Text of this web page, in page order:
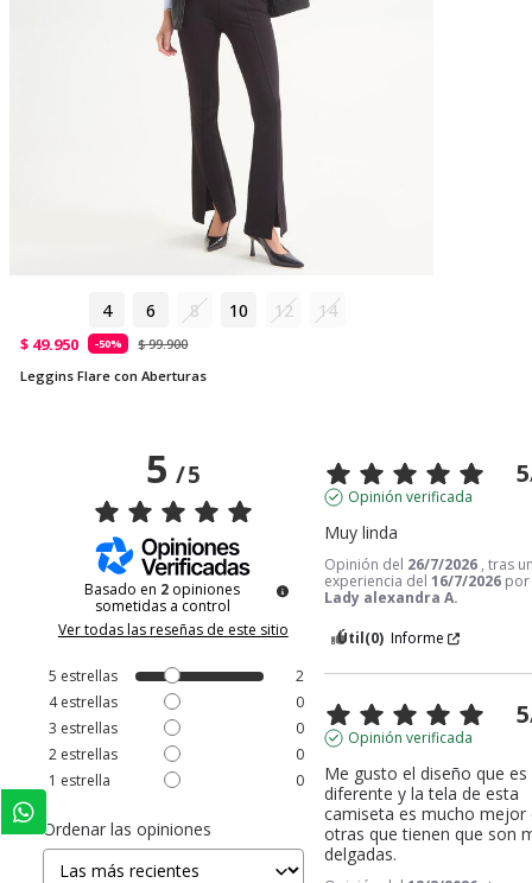
4 6 8 10 12 14
$ 49.950 -50%
$ 99.900
Leggins Flare con Aberturas
5/5
Basado en 2 opiniones
sometidas a control
Ver todas las reseñas de este sitio
5 estrellas
2
4estrellas
0
3 estrellas
0
2 estrellas
0
1 estrella 0
Ordenar las opiniones
5
Opinión verificada
Muy linda
Opinión del 26/7/2026 , tras
experiencia del16/7/2026 por
Lady alexandra A.
Útil(0) Informe
5
Opinión verificada
Me gusto el diseño que es
diferente y la tela de esta
camiseta es mucho mejor
otras que tienen que son
delgadas.